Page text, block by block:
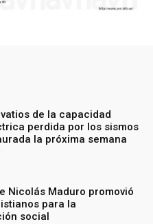
de la capacidad
perdida por los sismos
la próxima semana
Nicolás Maduro promovió
para la
social